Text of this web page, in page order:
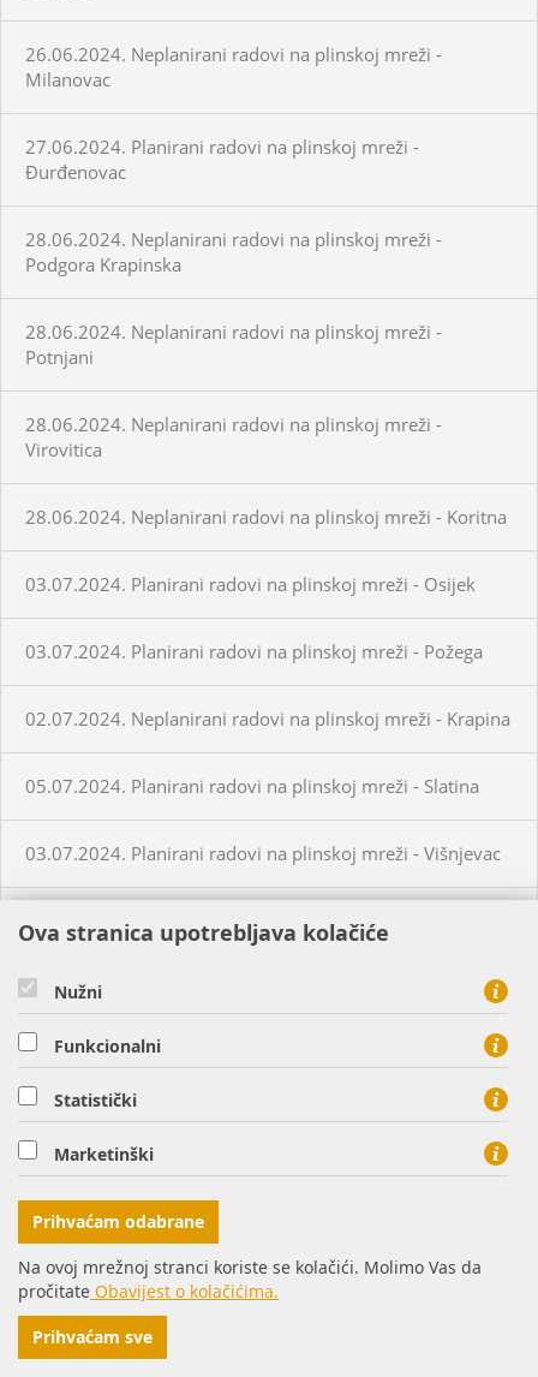
26.06.2024. Neplanirani radovi na plinskoj mreži -
Milanovac
27.06.2024. Planirani radovi na plinskoj mreži -
Đurđenovac
28.06.2024. Neplanirani radovi na plinskoj mreži -
Podgora Krapinska
28.06.2024. Neplanirani radovi na plinskoj mreži -
Potnjani
28.06.2024. Neplanirani radovi na plinskoj mreži -
Virovitica
28.06.2024. Neplanirani radovi na plinskoj mreži - Koritna
03.07.2024. Planirani radovi na plinskoj mreži - Osijek
03.07.2024. Planirani radovi na plinskoj mreži - Požega
02.07.2024. Neplanirani radovi na plinskoj mreži - Krapina
05.07.2024. Planirani radovi na plinskoj mreži - Slatina
03.07.2024. Planirani radovi na plinskoj mreži - Višnjevac
03.07.2024. Planirani radovi na plinskoj mreži - Virovitica
03.07.2024. Planirani radovi na plinskoj mreži - Virovitica
03.07.2024. Planirani radovi na plinskoj mreži - Pakrac
03.07.2024. - 04.07.2024. - Planirani radovi na plinskoj
mreži - Sirač
03.07.2024. Neplanirani radovi na plinskoj mreži - Lozan
04.07.2024. Planirani radovi na plinskoj mreži - Osijek
04.07.2024. Neplanirani radovi na plinskoj mreži -
Ova stranica upotrebljava kolačiće
Nužni
Funkcionalni
Statistički
Marketinški
Prihvaćam odabrane
Na ovoj mrežnoj stranci koriste se kolačići. Molimo Vas da
pročitate Obavijest o kolačićima.
Prihvaćam sve